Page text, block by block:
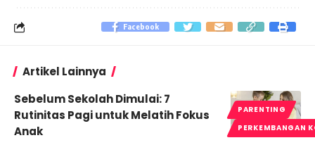
Facebook
Artikel Lainnya
PARENTING
PERKEMBANGAN
Sebelum Sekolah Dimulai: 7
Rutinitas Pagi untuk Melatih Fokus
Anak